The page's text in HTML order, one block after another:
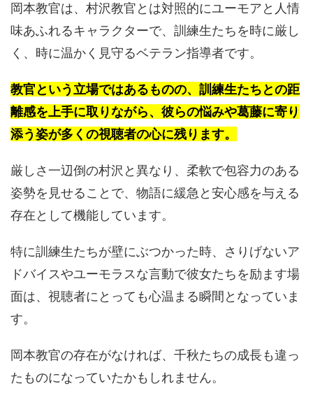
岡本教官は、村沢教官とは対照的にユーモアと人情
味あふれるキャラクターで、訓練生たちを時に厳し
く、時に温かく見守るベテラン指導者です。
教官という立場ではあるものの、訓練生たちとの距
離感を上手に取りながら、彼らの悩みや葛藤に寄り
添う姿が多くの視聴者の心に残ります。
厳しさ一辺倒の村沢と異なり、柔軟で包容力のある
姿勢を見せることで、物語に緩急と安心感を与える
存在として機能しています。
特に訓練生たちが壁にぶつかった時、さりげないア
ドバイスやユーモラスな言動で彼女たちを励ます場
面は、視聴者にとっても心温まる瞬間となっていま
す。
岡本教官の存在がなければ、千秋たちの成長も違っ
たものになっていたかもしれません。